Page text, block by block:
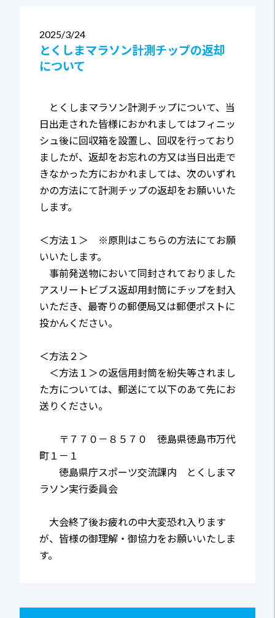
2025 3/24
とくしまマラソン計測チップの返却
について
とくしまマラソン計測チップについて、当
日出走された皆様におかれましてはフィニッ
シュ後に回収箱を設置し、回収を行っており
ましたが、返却をお忘れの方又は当日出走で
きなかった方におかれましては、次のいずれ
かの方法にて計測チップの返却をお願いいた
します。
＜方法１＞ ※原則はこちらの方法にてお願
いいたします。
事前発送物において同封されておりました
アスリートビブス返却用封筒にチップを封入
いただき、最寄りの郵便局又は郵便ポストに
投かんください。
＜方法２＞
＜方法１＞の返信用封筒を紛失等されまし
た方については、郵送にて以下のあて先にお
送りください。
〒７７０－８５７０ 徳島県徳島市万代
町１－１
徳島県庁スポーツ交流課内 とくしまマ
ラソン実行委員会
大会終了後お疲れの中大変恐れ入ります
が、皆様の御理解・御協力をお願いいたしま
す。